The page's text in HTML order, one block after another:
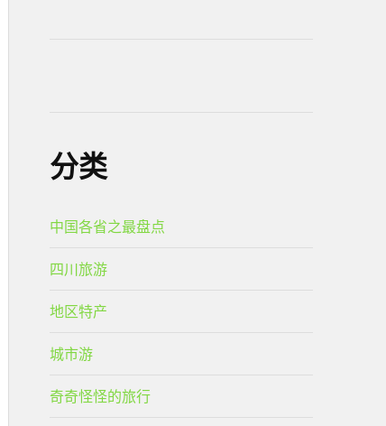
分类
中国各省之最盘点
四川旅游
地区特产
城市游
奇奇怪怪的旅行